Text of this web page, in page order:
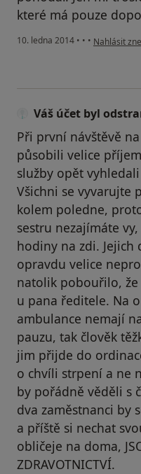
které má pouze
10. ledna 2014 • • • podle
Nahlásit
Váš účet byl
Při první návštěvě
působili velice
služby opět
Všichni se vyvarujte
kolem poledne,
sestru nezajímáte
hodiny na zdi.
opravdu velice
natolik pobouřilo,
u pana ředitele. Na
ambulance nemají
pauzu, tak člověk
jim přijde do
o chvíli strpení a ne
by pořádně věděli s
dva zaměstnanci by
a příště si nechat
obličeje na doma,
ZDRAVOTNICTVÍ.